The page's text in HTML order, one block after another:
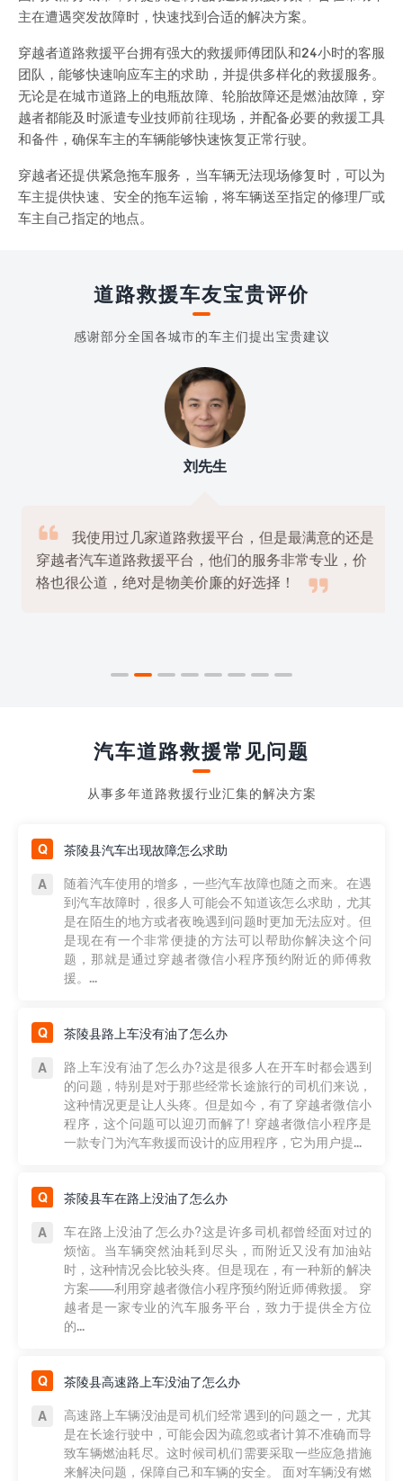
主在遭遇突发故障时，快速找到合适的解决方案。
穿越者道路救援平台拥有强大的救援师傅团队和24小时的客服
团队，能够快速响应车主的求助，并提供多样化的救援服务。
无论是在城市道路上的电瓶故障、轮胎故障还是燃油故障，穿
越者都能及时派遣专业技师前往现场，并配备必要的救援工具
和备件，确保车主的车辆能够快速恢复正常行驶。
穿越者还提供紧急拖车服务，当车辆无法现场修复时，可以为
车主提供快速、安全的拖车运输，将车辆送至指定的修理厂或
车主自己指定的地点。
道路救援车友宝贵评价
感谢部分全国各城市的车主们提出宝贵建议
刘先生

我使用过几家道路救援平台，但是最满意的还是
穿越者汽车道路救援平台，他们的服务非常专业，价
格也很公道，绝对是物美价廉的好选择！

汽车道路救援常见问题
从事多年道路救援行业汇集的解决方案
茶陵县汽车出现故障怎么求助
随着汽车使用的增多，一些汽车故障也随之而来。在遇
到汽车故障时，很多人可能会不知道该怎么求助，尤其
是在陌生的地方或者夜晚遇到问题时更加无法应对。但
是现在有一个非常便捷的方法可以帮助你解决这个问
题，那就是通过穿越者微信小程序预约附近的师傅救
援。...
茶陵县路上车没有油了怎么办
路上车没有油了怎么办?这是很多人在开车时都会遇到
的问题，特别是对于那些经常长途旅行的司机们来说，
这种情况更是让人头疼。但是如今，有了穿越者微信小
程序，这个问题可以迎刃而解了! 穿越者微信小程序是
一款专门为汽车救援而设计的应用程序，它为用户提...
茶陵县车在路上没油了怎么办
车在路上没油了怎么办?这是许多司机都曾经面对过的
烦恼。当车辆突然油耗到尽头，而附近又没有加油站
时，这种情况会比较头疼。但是现在，有一种新的解决
方案——利用穿越者微信小程序预约附近师傅救援。 穿
越者是一家专业的汽车服务平台，致力于提供全方位
的...
茶陵县高速路上车没油了怎么办
高速路上车辆没油是司机们经常遇到的问题之一，尤其
是在长途行驶中，可能会因为疏忽或者计算不准确而导
致车辆燃油耗尽。这时候司机们需要采取一些应急措施
来解决问题，保障自己和车辆的安全。 面对车辆没有燃